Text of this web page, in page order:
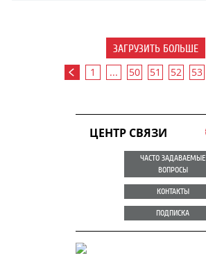
ЗАГРУЗИТЬ БОЛЬШЕ
1 ... 50 51 52 53
ЦЕНТР СВЯЗИ
ЧАСТО ЗАДАВАЕМЫЕ
ВОПРОСЫ
КОНТАКТЫ
ПОДПИСКА